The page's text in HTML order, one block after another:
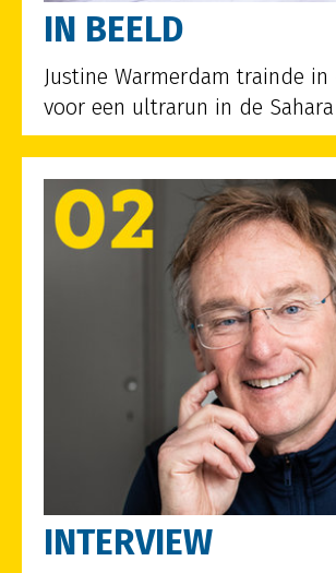
IN BEELD
Justine Warmerdam trainde
voor een ultrarun in de Sahara
INTERVIEW